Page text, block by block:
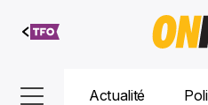
Aller au
contenu
Actualité